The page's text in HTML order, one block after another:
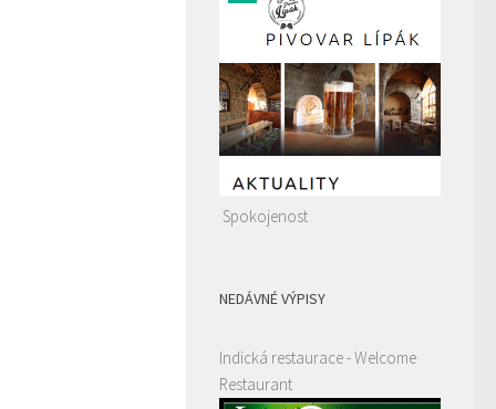
Spokojenost
NEDÁVNÉ VÝPISY
Indická restaurace - Welcome
Restaurant